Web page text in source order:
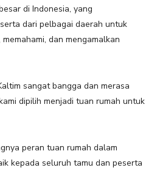
di Indonesia, yang
dari pelbagai daerah untuk
dan mengamalkan
sangat bangga dan merasa
dipilih menjadi tuan rumah untuk
peran tuan rumah dalam
kepada seluruh tamu dan peserta